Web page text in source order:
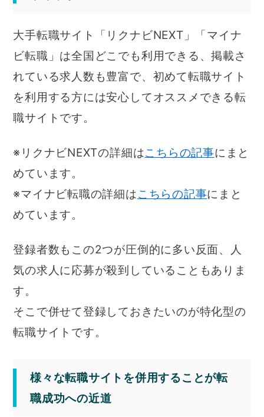
大手転職サイト「リクナビNEXT」「マイナ
ビ転職」は全国どこでも利用できる、掲載さ
れている求人数も豊富で、初めて転職サイト
を利用する方には安心してオススメできる転
職サイトです。
※リクナビNEXTの詳細はこちらの記事にまと
めています。
※マイナビ転職の詳細はこちらの記事にまと
めています。
登録者数もこの2つが圧倒的に多い反面、人
気の求人に応募が殺到していることもありま
す。
そこで併せて登録しておきたいのが特化型の
転職サイトです。
様々な転職サイトを併用することが転
職成功への近道